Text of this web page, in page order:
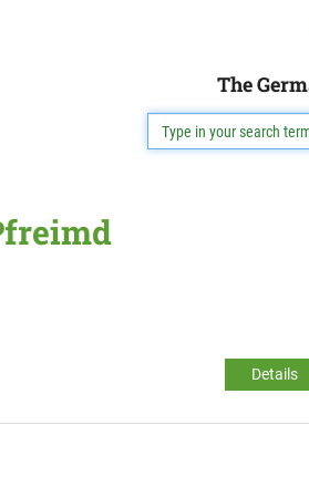
The
Details